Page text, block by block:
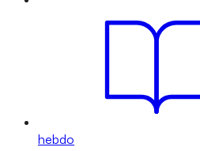
hebdo